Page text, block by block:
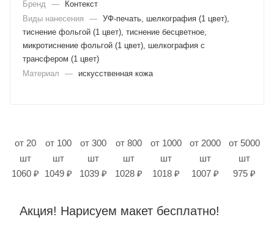
Бренд
—
Контекст
Виды нанесения
— УФ-печать, шелкография (1 цвет),
тиснение фольгой (1 цвет), тиснение бесцветное,
микротиснение фольгой (1 цвет), шелкография с
трансфером (1 цвет)
Материал
— искусственная кожа
от 20
шт
1060 ₽
от 100
шт
1049 ₽
от 300
шт
1039 ₽
от 800
шт
1028 ₽
от 1000
шт
1018 ₽
от 2000
шт
1007 ₽
от 5000
шт
975 ₽
Акция! Нарисуем макет бесплатно!